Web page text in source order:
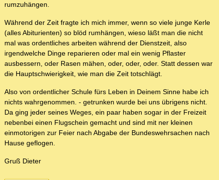
rumzuhängen.
Während der Zeit fragte ich mich immer, wenn so viele junge Kerle
(alles Abiturienten) so blöd rumhängen, wieso läßt man die nicht
mal was ordentliches arbeiten während der Dienstzeit, also
irgendwelche Dinge reparieren oder mal ein wenig Pflaster
ausbessern, oder Rasen mähen, oder, oder, oder. Statt dessen war
die Hauptschwierigkeit, wie man die Zeit totschlägt.
Also von ordentlicher Schule fürs Leben in Deinem Sinne habe ich
nichts wahrgenommen. - getrunken wurde bei uns übrigens nicht.
Da ging jeder seines Weges, ein paar haben sogar in der Freizeit
nebenbei einen Flugschein gemacht und sind mit ner kleinen
einmotorigen zur Feier nach Abgabe der Bundeswehrsachen nach
Hause geflogen.
Gruß Dieter